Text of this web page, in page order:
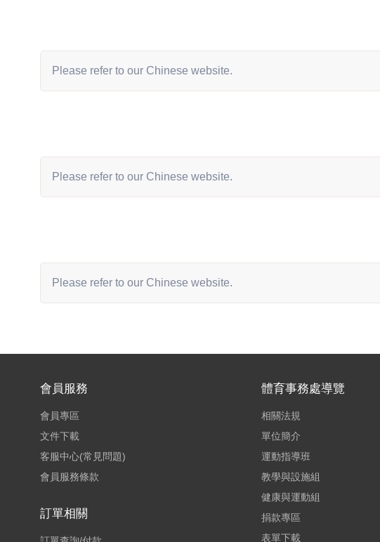
Please refer to our Chinese website.
Please refer to our Chinese website.
Please refer to our Chinese website.
會員服務
會員專區
文件下載
客服中心(常見問題)
會員服務條款
訂單相關
體育事務處導覽
相關法規
單位簡介
運動指導班
教學與設施組
健康與運動組
捐款專區
表單下載